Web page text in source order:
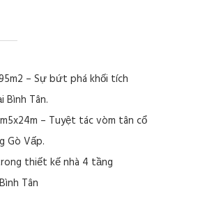
– Sự bứt phá khối tích
Tân.
– Tuyệt tác vòm tân cổ
Gò Vấp.
thiết kế nhà 4 tầng
Tân